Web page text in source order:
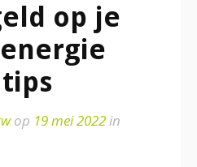
op je
op 19 mei 2022in